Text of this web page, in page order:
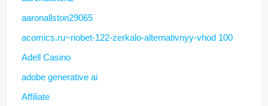
aaronallston29065
acomics.ru~riobet-122-zerkalo-alternativnyy-vhod 100
Adell Casino
adobe generative ai
Affiliate